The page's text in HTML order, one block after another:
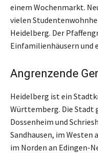
einem Wochenmarkt.
vielen
Heidelberg. Der
Einfamilienhäusern und
Angrenzende
Heidelberg ist ein
Württemberg. Die Stadt
Dossenheim und
Sandhausen, im Westen
im Norden an Edingen-